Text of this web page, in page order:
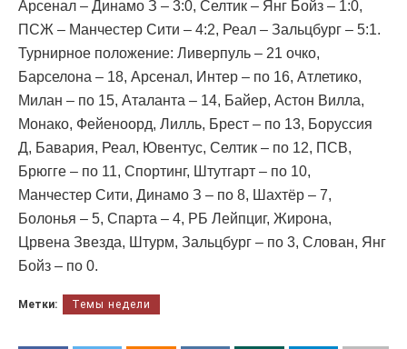
Арсенал – Динамо З – 3:0, Селтик – Янг Бойз – 1:0,
ПСЖ – Манчестер Сити – 4:2, Реал – Зальцбург – 5:1.
Турнирное положение: Ливерпуль – 21 очко,
Барселона – 18, Арсенал, Интер – по 16, Атлетико,
Милан – по 15, Аталанта – 14, Байер, Астон Вилла,
Монако, Фейеноорд, Лилль, Брест – по 13, Боруссия
Д, Бавария, Реал, Ювентус, Селтик – по 12, ПСВ,
Брюгге – по 11, Спортинг, Штутгарт – по 10,
Манчестер Сити, Динамо З – по 8, Шахтёр – 7,
Болонья – 5, Спарта – 4, РБ Лейпциг, Жирона,
Црвена Звезда, Штурм, Зальцбург – по 3, Слован, Янг
Бойз – по 0.
Метки: Темы недели